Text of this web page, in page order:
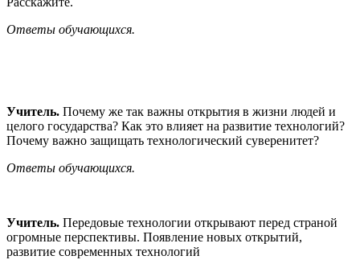
Ответы обучающихся.
Учитель. Почему же так важны открытия в жизни людей и
целого государства? Как это влияет на развитие технологий?
Почему важно защищать технологический суверенитет?
Ответы обучающихся.
Учитель. Передовые технологии открывают перед страной
огромные перспективы. Появление новых открытий,
развитие современных технологий